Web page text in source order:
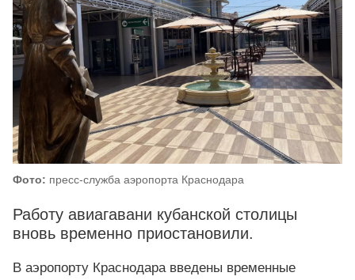
Фото: пресс-служба аэропорта Краснодара
Работу авиагавани кубанской столицы
вновь временно приостановили.
В аэропорту Краснодара введены временные